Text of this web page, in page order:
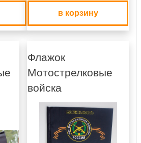
в корзину
Флажок
Мотострелковые
войска